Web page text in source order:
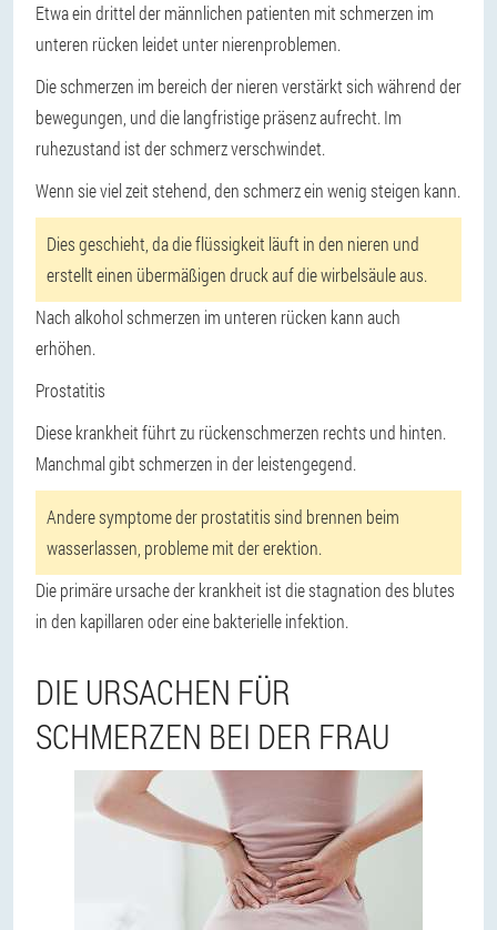
Etwa ein drittel der männlichen patienten mit schmerzen im
unteren rücken leidet unter nierenproblemen.
Die schmerzen im bereich der nieren verstärkt sich während der
bewegungen, und die langfristige präsenz aufrecht. Im
ruhezustand ist der schmerz verschwindet.
Wenn sie viel zeit stehend, den schmerz ein wenig steigen kann.
Dies geschieht, da die flüssigkeit läuft in den nieren und
erstellt einen übermäßigen druck auf die wirbelsäule aus.
Nach alkohol schmerzen im unteren rücken kann auch
erhöhen.
Prostatitis
Diese krankheit führt zu rückenschmerzen rechts und hinten.
Manchmal gibt schmerzen in der leistengegend.
Andere symptome der prostatitis sind brennen beim
wasserlassen, probleme mit der erektion.
Die primäre ursache der krankheit ist die stagnation des blutes
in den kapillaren oder eine bakterielle infektion.
DIE URSACHEN FÜR
SCHMERZEN BEI DER FRAU